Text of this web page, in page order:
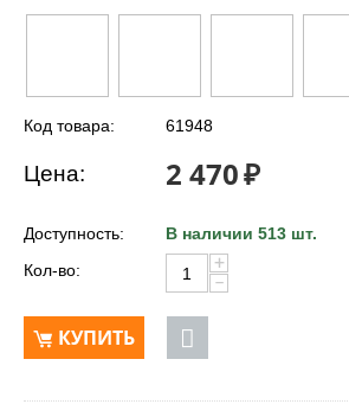
Код товара: 61948
Цена: 2 470₽
Доступность:
В наличии 513 шт.
Кол-во:
+
−
КУПИТЬ